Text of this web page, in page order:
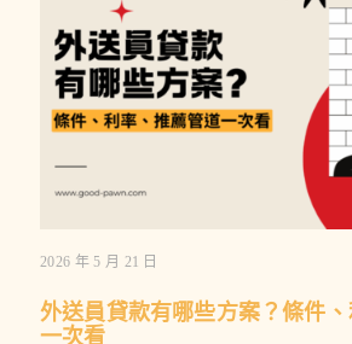
2026 年 5 月 21 日
外送員貸款有哪些方案？條件
一次看